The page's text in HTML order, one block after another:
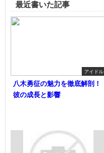
最近書いた記事
アイドル
八木勇征の魅力を徹底解剖！
彼の成長と影響